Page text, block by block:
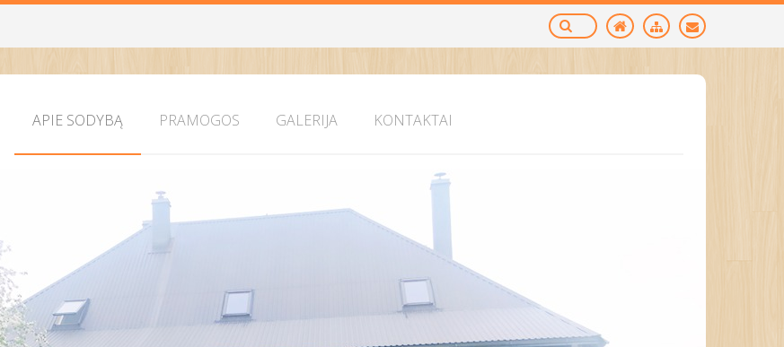
APIE SODYBĄ PRAMOGOS GALERIJA KONTAKTAI